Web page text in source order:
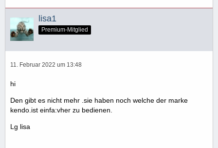
lisa1
Premium-Mitglied
11. Februar 2022 um 13:48
hi
Den gibt es nicht mehr .sie haben noch welche der marke
kendo.ist einfa:vher zu bedienen.
Lg lisa